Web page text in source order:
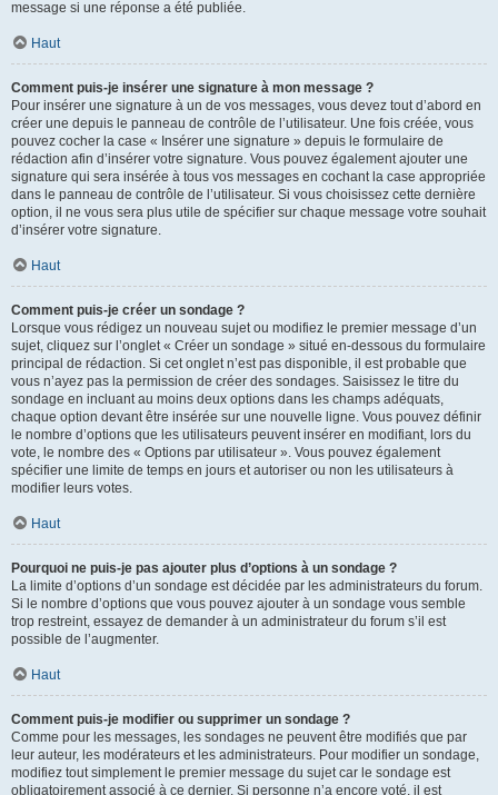
message si une réponse a été publiée.
Haut
Comment puis-je insérer une signature à mon message ?
Pour insérer une signature à un de vos messages, vous devez tout d’abord en
créer une depuis le panneau de contrôle de l’utilisateur. Une fois créée, vous
pouvez cocher la case « Insérer une signature » depuis le formulaire de
rédaction afin d’insérer votre signature. Vous pouvez également ajouter une
signature qui sera insérée à tous vos messages en cochant la case appropriée
dans le panneau de contrôle de l’utilisateur. Si vous choisissez cette dernière
option, il ne vous sera plus utile de spécifier sur chaque message votre souhait
d’insérer votre signature.
Haut
Comment puis-je créer un sondage ?
Lorsque vous rédigez un nouveau sujet ou modifiez le premier message d’un
sujet, cliquez sur l’onglet « Créer un sondage » situé en-dessous du formulaire
principal de rédaction. Si cet onglet n’est pas disponible, il est probable que
vous n’ayez pas la permission de créer des sondages. Saisissez le titre du
sondage en incluant au moins deux options dans les champs adéquats,
chaque option devant être insérée sur une nouvelle ligne. Vous pouvez définir
le nombre d’options que les utilisateurs peuvent insérer en modifiant, lors du
vote, le nombre des « Options par utilisateur ». Vous pouvez également
spécifier une limite de temps en jours et autoriser ou non les utilisateurs à
modifier leurs votes.
Haut
Pourquoi ne puis-je pas ajouter plus d’options à un sondage ?
La limite d’options d’un sondage est décidée par les administrateurs du forum.
Si le nombre d’options que vous pouvez ajouter à un sondage vous semble
trop restreint, essayez de demander à un administrateur du forum s’il est
possible de l’augmenter.
Haut
Comment puis-je modifier ou supprimer un sondage ?
Comme pour les messages, les sondages ne peuvent être modifiés que par
leur auteur, les modérateurs et les administrateurs. Pour modifier un sondage,
modifiez tout simplement le premier message du sujet car le sondage est
obligatoirement associé à ce dernier. Si personne n’a encore voté, il est